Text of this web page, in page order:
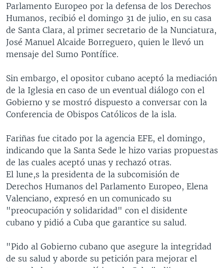
Parlamento Europeo por la defensa de los Derechos
Humanos, recibió el domingo 31 de julio, en su casa
de Santa Clara, al primer secretario de la Nunciatura,
José Manuel Alcaide Borreguero, quien le llevó un
mensaje del Sumo Pontífice.
Sin embargo, el opositor cubano aceptó la mediación
de la Iglesia en caso de un eventual diálogo con el
Gobierno y se mostró dispuesto a conversar con la
Conferencia de Obispos Católicos de la isla.
Fariñas fue citado por la agencia EFE, el domingo,
indicando que la Santa Sede le hizo varias propuestas
de las cuales aceptó unas y rechazó otras.
El lune,s la presidenta de la subcomisión de
Derechos Humanos del Parlamento Europeo, Elena
Valenciano, expresó en un comunicado su
"preocupación y solidaridad" con el disidente
cubano y pidió a Cuba que garantice su salud.
"Pido al Gobierno cubano que asegure la integridad
de su salud y aborde su petición para mejorar el